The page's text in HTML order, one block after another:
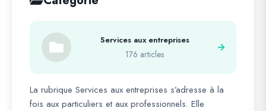
Services aux entreprises
176 articles
La rubrique Services aux entreprises s’adresse à la
fois aux particuliers et aux professionnels. Elle